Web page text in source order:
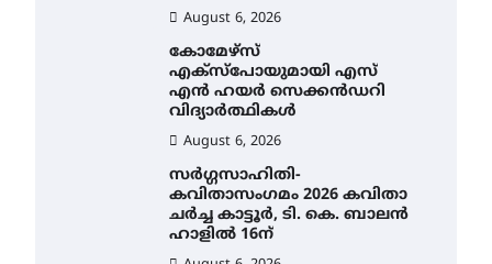
August 6, 2026
കോമേഴ്സ്
എക്സ്പോയുമായി എസ്
എൻ ഹയർ സെക്കൻഡറി
വിദ്യാർത്ഥികൾ
August 6, 2026
സർഗ്ഗസാഹിതി-
കവിതാസംഗമം 2026 കവിതാ
ചർച്ച കാട്ടൂർ, ടി. കെ. ബാലൻ
ഹാളിൽ 16ന്